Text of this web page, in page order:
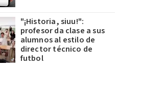
"¡Historia, siuu!":
profesor da clase a sus
alumnos al estilo de
director técnico de
futbol